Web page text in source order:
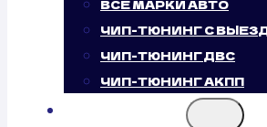
ВСЕ МАРКИ АВТО
ЧИП-ТЮНИНГ С
ЧИП-ТЮНИНГ ДВС
ЧИП-ТЮНИНГ АКПП